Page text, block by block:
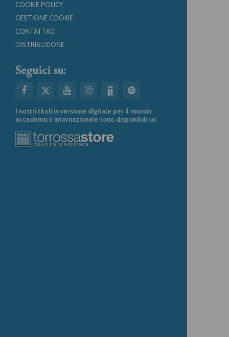
COOKIE POLICY
GESTIONE COOKIE
CONTATTACI
DISTRIBUZIONE
Seguici su:
I nostri titoli in versione digitale per il mondo
accademico internazionale sono disponibili su: